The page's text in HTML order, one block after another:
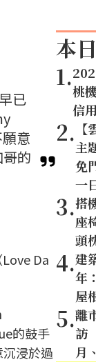
已
意
的
Da
的鼓手
浸於過
本
1.桃
信
2.主
免
一
3.搭
座
頭
4.建
年
屋
5.離
訪
月